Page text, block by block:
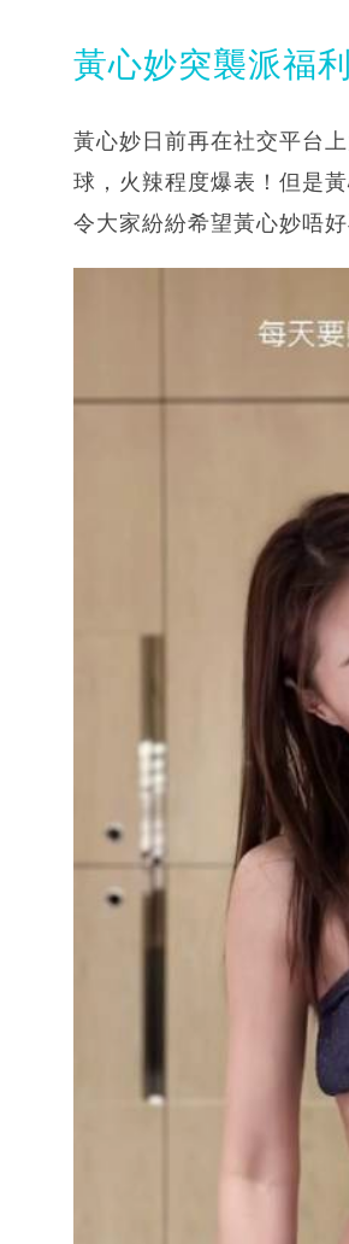
黃心妙突襲派福
黃心妙日前再在社交平台
球，火辣程度爆表！但是
令大家紛紛希望黃心妙唔好